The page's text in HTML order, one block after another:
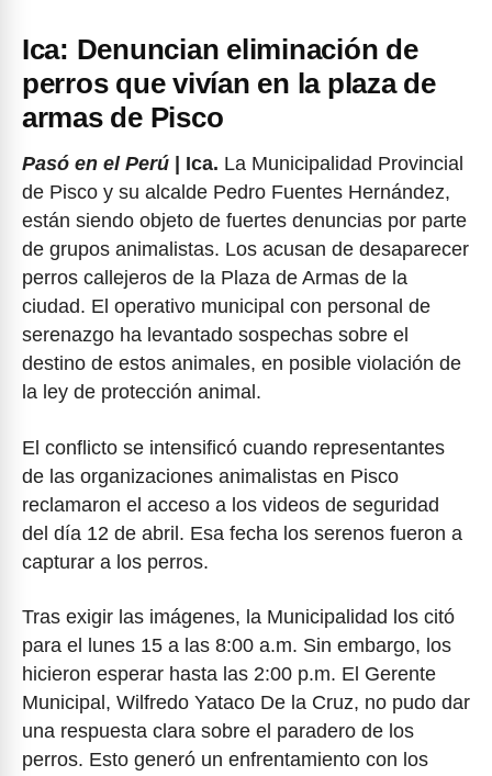
Ica: Denuncian eliminación de
perros que vivían en la plaza de
armas de Pisco
Pasó en el Perú | Ica. La Municipalidad Provincial
de Pisco y su alcalde Pedro Fuentes Hernández,
están siendo objeto de fuertes denuncias por parte
de grupos animalistas. Los acusan de desaparecer
perros callejeros de la Plaza de Armas de la
ciudad. El operativo municipal con personal de
serenazgo ha levantado sospechas sobre el
destino de estos animales, en posible violación de
la ley de protección animal.
El conflicto se intensificó cuando representantes
de las organizaciones animalistas en Pisco
reclamaron el acceso a los videos de seguridad
del día 12 de abril. Esa fecha los serenos fueron a
capturar a los perros.
Tras exigir las imágenes, la Municipalidad los citó
para el lunes 15 a las 8:00 a.m. Sin embargo, los
hicieron esperar hasta las 2:00 p.m. El Gerente
Municipal, Wilfredo Yataco De la Cruz, no pudo dar
una respuesta clara sobre el paradero de los
perros. Esto generó un enfrentamiento con los